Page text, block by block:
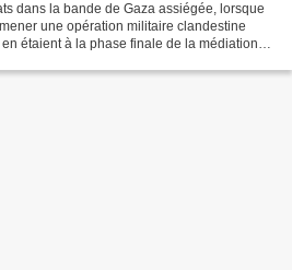
dans la bande de Gaza assiégée, lorsque
une opération militaire clandestine
étaient à la phase finale de la médiation